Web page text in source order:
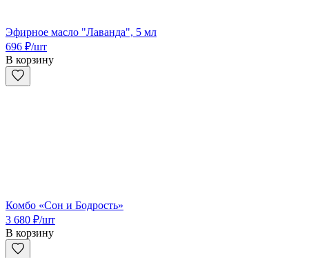
Эфирное масло "Лаванда", 5 мл
696 ₽/шт
В корзину
Комбо «Сон и Бодрость»
3 680 ₽/шт
В корзину